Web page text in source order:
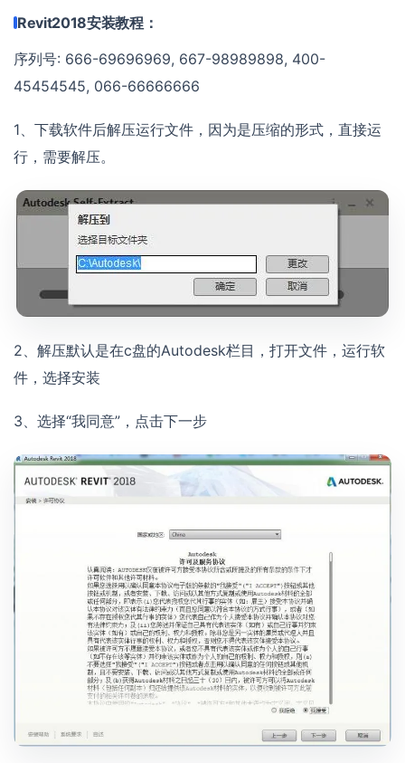
Revit2018安装教程：
序列号: 666-69696969, 667-98989898, 400-
45454545, 066-66666666
1、下载软件后解压运行文件，因为是压缩的形式，直接运
行，需要解压。
2、解压默认是在c盘的Autodesk栏目，打开文件，运行软
件，选择安装
3、选择“我同意”，点击下一步